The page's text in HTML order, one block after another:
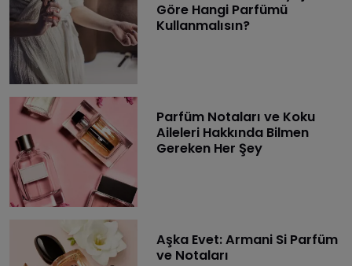
Göre Hangi Parfümü
Kullanmalısın?
Parfüm Notaları ve Koku
Aileleri Hakkında Bilmen
Gereken Her Şey
Aşka Evet: Armani Si Parfüm
ve Notaları